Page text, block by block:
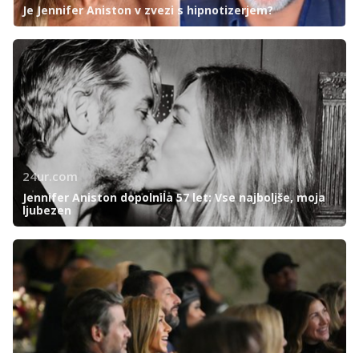
Je Jennifer Aniston v zvezi s hipnotizerjem?
24ur.com
Jennifer Aniston dopolnila 57 let: Vse najboljše, moja
ljubezen